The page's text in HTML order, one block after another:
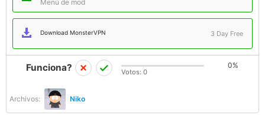
Menú de mod
Download MonsterVPN 3 Day Free
Archivos: Niko
Funciona? 0%
Votos: 0